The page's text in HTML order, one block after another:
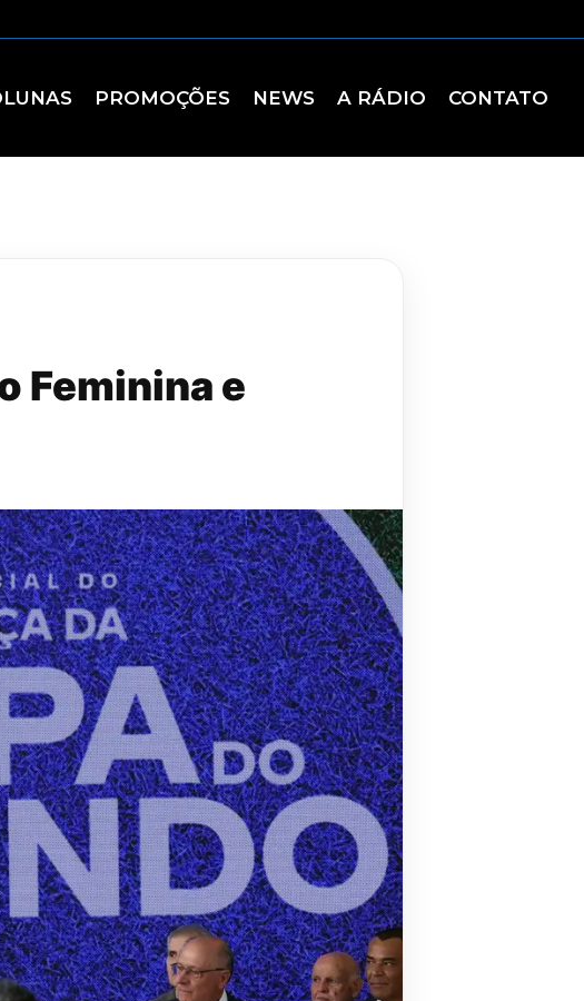
PROMOÇÕES NEWS A RÁDIO CONTATO
Feminina e